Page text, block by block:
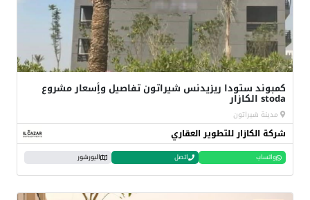
كمبوند ستودا ريزيدنس شيراتون تفاصيل وأٍسعار مشروع
stoda الكازار
مدينة شيراتون
شركة الكازار للتطوير العقاري
واتساب اتصل البورشور